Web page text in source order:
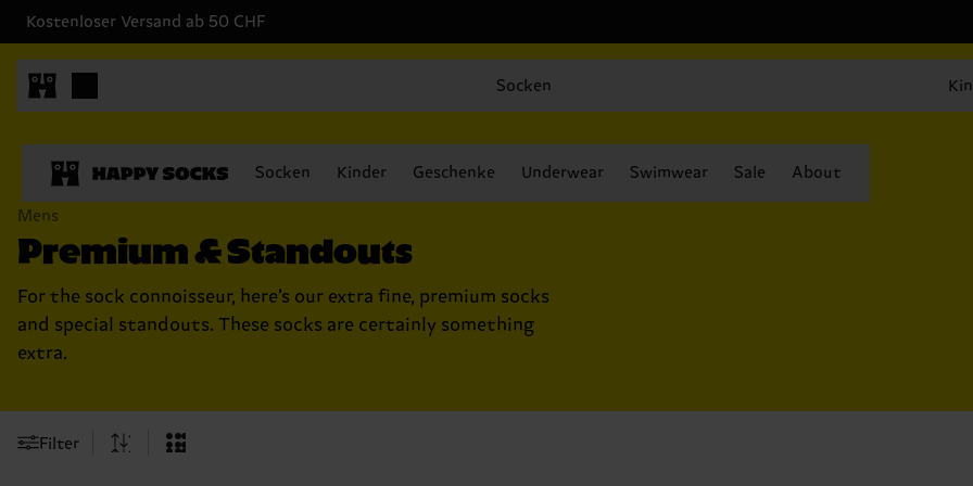
Kostenloser Versand ab 50 CHF
Socken
Socken Kinder Geschenke Underwear Swimwear Sale About
Mens
Premium & Standouts
For the sock connoisseur, here’s our extra fine, premium socks
and special standouts. These socks are certainly something
extra.
Filter